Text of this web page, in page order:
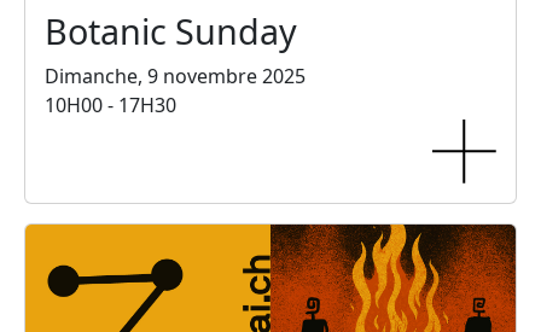
Botanic Sunday
Dimanche, 9 novembre 2025
10H00 - 17H30